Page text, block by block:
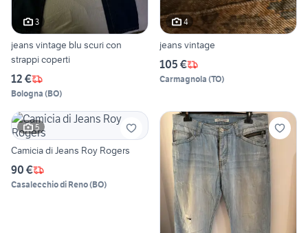
3
jeans vintage blu scuri con
strappi coperti
12 €
Bologna (BO)
4
jeans vintage
105 €
Carmagnola (TO)
5
Camicia di Jeans Roy Rogers
90 €
Casalecchio di Reno(BO)